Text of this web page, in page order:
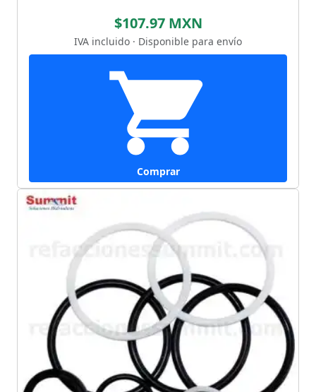
$107.97 MXN
IVA incluido · Disponible para envío
Comprar